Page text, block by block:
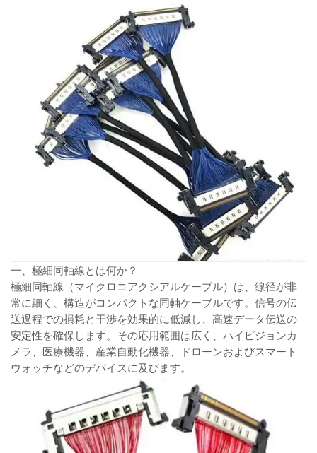
一、極細同軸線とは何か？
極細同軸線（マイクロコアクシアルケーブル）は、線径が非
常に細く、構造がコンパクトな同軸ケーブルです。信号の伝
送過程での損耗と干渉を効果的に低減し、高速データ伝送の
安定性を確保します。その応用範囲は広く、ハイビジョンカ
メラ、医療機器、産業自動化機器、ドローンおよびスマート
ウォッチなどのデバイスに及びます。